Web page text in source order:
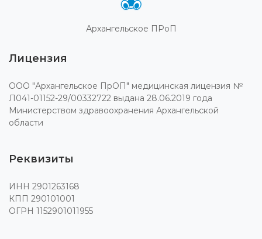
Архангельское ПРоП
Лицензия
ООО "Архангельское ПрОП" медицинская лицензия №
Л041-01152-29/00332722 выдана 28.06.2019 года
Министерством здравоохранения Архангельской
области
Реквизиты
ИНН 2901263168
КПП 290101001
ОГРН 1152901011955